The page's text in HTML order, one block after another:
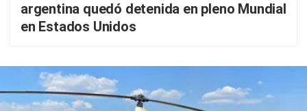
argentina quedó detenida en pleno Mundial
en Estados Unidos